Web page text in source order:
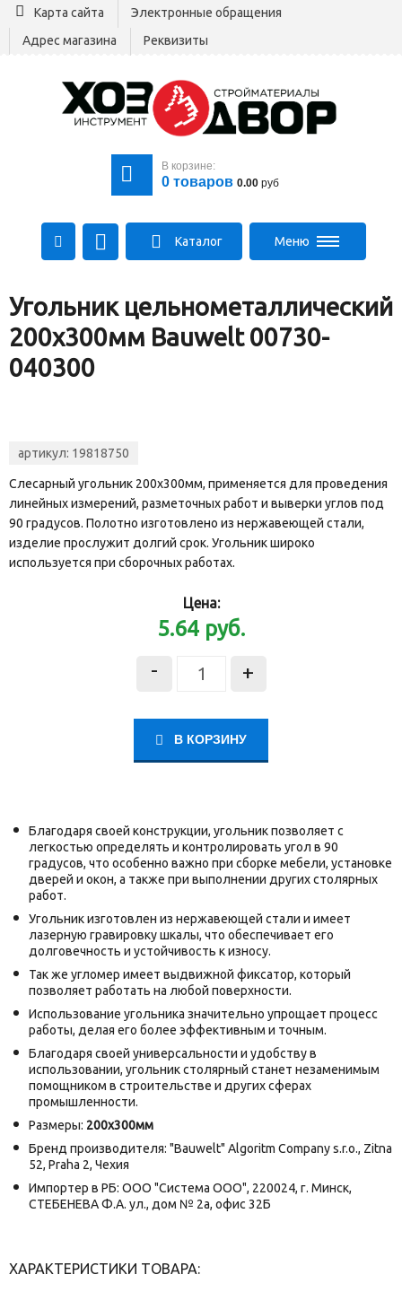
Карта сайта
Электронные обращения
Адрес магазина
Реквизиты
В корзине:
0 товаров 0.00 руб
+375 29 564-00-00
Все для стройки
Log@hozdvor.by
Каталог Меню
Угольник цельнометаллический
200х300мм Bauwelt 00730-
040300
артикул: 19818750
Слесарный угольник 200х300мм, применяется для проведения
линейных измерений, разметочных работ и выверки углов под
90 градусов. Полотно изготовлено из нержавеющей стали,
изделие прослужит долгий срок. Угольник широко
используется при сборочных работах.
Цена:
5.64 руб.
- +
В КОРЗИНУ
Благодаря своей конструкции, угольник позволяет с
легкостью определять и контролировать угол в 90
градусов, что особенно важно при сборке мебели, установке
дверей и окон, а также при выполнении других столярных
работ.
Угольник изготовлен из нержавеющей стали и имеет
лазерную гравировку шкалы, что обеспечивает его
долговечность и устойчивость к износу.
Так же угломер имеет выдвижной фиксатор, который
позволяет работать на любой поверхности.
Использование угольника значительно упрощает процесс
работы, делая его более эффективным и точным.
Благодаря своей универсальности и удобству в
использовании, угольник столярный станет незаменимым
помощником в строительстве и других сферах
промышленности.
Размеры: 200х300мм
Бренд производителя: "Bauwelt" Algoritm Company s.r.o., Zitna
52, Praha 2, Чехия
Импортер в РБ: ООО "Система ООО", 220024, г. Минск,
СТЕБЕНЕВА Ф.А. ул., дом № 2а, офис 32Б
ХАРАКТЕРИСТИКИ ТОВАРА: